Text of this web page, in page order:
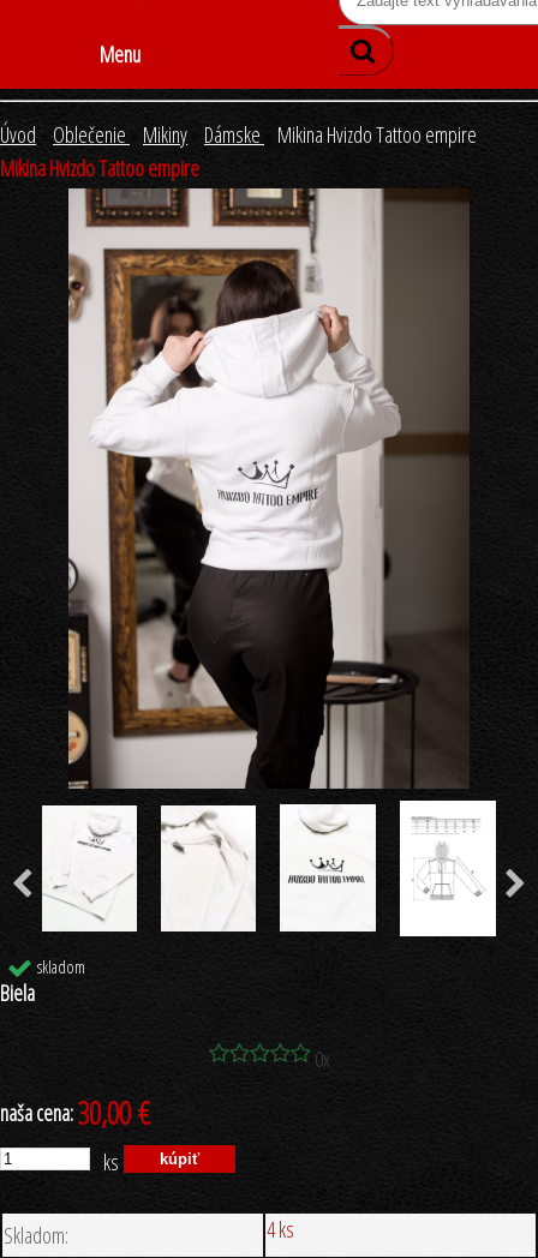
Menu
Úvod » Oblečenie Mikiny Dámske
Mikina Hvizdo Tattoo empire
Mikina Hvizdo Tattoo empire
skladom
Biela
0x
naša cena:30,00 €
ks
Skladom:
4 ks